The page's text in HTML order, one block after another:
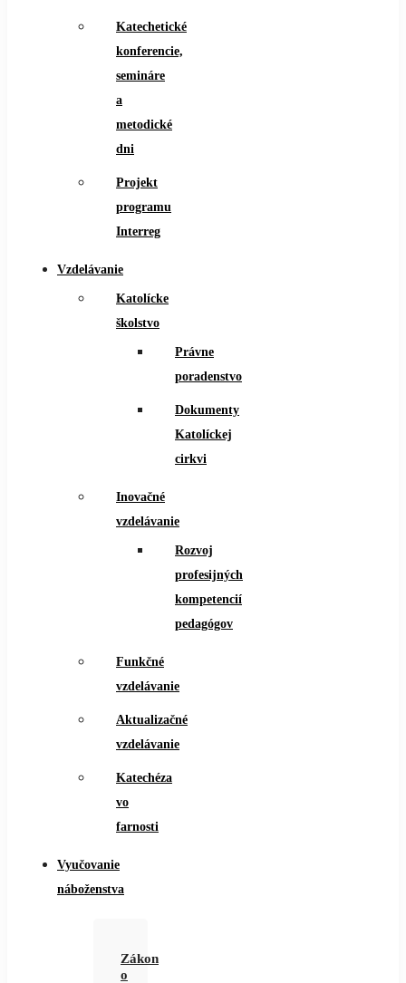
Katechetické
konferencie,
semináre
a
metodické
dni
Projekt
programu
Interreg
Vzdelávanie
Katolícke
školstvo
Právne
poradenstvo
Dokumenty
Katolíckej
cirkvi
Inovačné
vzdelávanie
Rozvoj
profesijných
kompetencií
pedagógov
Funkčné
vzdelávanie
Aktualizačné
vzdelávanie
Katechéza
vo
farnosti
Vyučovanie
náboženstva
Zákon
o